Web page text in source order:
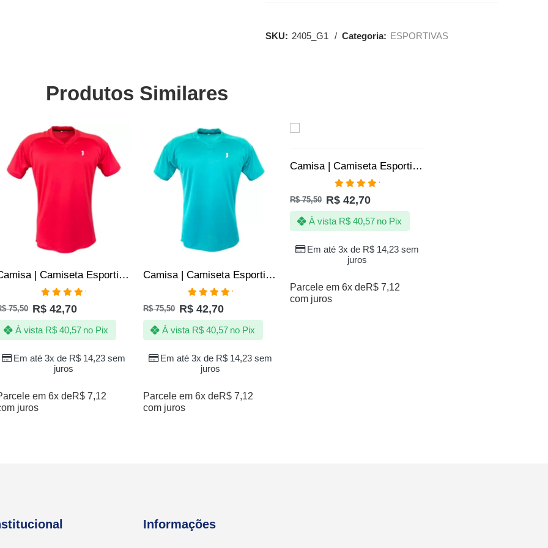
SKU: 2405_G1 Categoria: ESPORTIVAS
Produtos Similares
SALE
Camisa | Camiseta Esportiva Fitness Academia SLIM – Jotaz – Masculino – Vermelho
Avaliação
5.00de 5
75,50 R$ 42,70
Em até 3x de R$ 14,23 sem
juros
À vista R$40,57 no Pix
em 6x deR$ 7,12
juros
SALE
Camisa | Camiseta Esportiva Fitness Academia SLIM – Jotaz – Masculino – Verde Turquesa
Avaliação
5.00de 5
R$75,50 R$ 42,70
Em até 3x de R$ 14,23 sem
juros
À vista R$40,57 no Pix
Parcele em 6x deR$ 7,12
com juros
Camisa | Camiseta Esportiva Fitness Academia SLIM – Jotaz – Masculino – Verde
Avaliação
5.00de 5
R$75,50 R$ 42,70
Em até 3x de R$ 14,23 sem
juros
À vista R$40,57 no Pix
Parcele em 6x deR$ 7,12
com juros
Informações